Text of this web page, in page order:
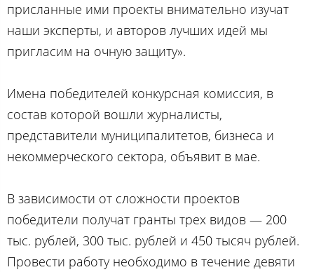
присланные ими проекты внимательно изучат
наши эксперты, и авторов лучших идей мы
пригласим на очную защиту».
Имена победителей конкурсная комиссия, в
состав которой вошли журналисты,
представители муниципалитетов, бизнеса и
некоммерческого сектора, объявит в мае.
В зависимости от сложности проектов
победители получат гранты трех видов — 200
тыс. рублей, 300 тыс. рублей и 450 тысяч рублей.
Провести работу необходимо в течение девяти